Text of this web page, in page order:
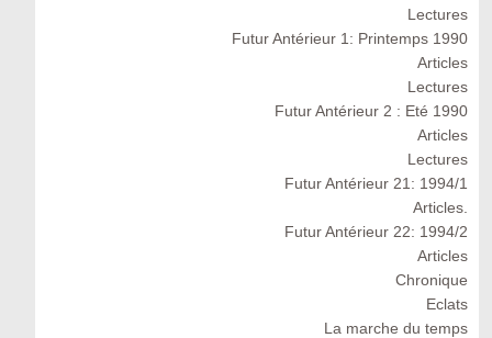
Lectures
Futur Antérieur 1: Printemps 1990
Articles
Lectures
Futur Antérieur 2 : Eté 1990
Articles
Lectures
Futur Antérieur 21: 1994/1
Articles.
Futur Antérieur 22: 1994/2
Articles
Chronique
Eclats
La marche du temps